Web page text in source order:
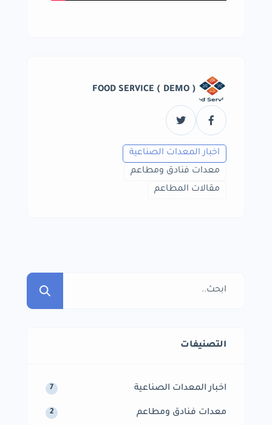
FOOD SERVICE ( DEMO )
اخبار المعدات الصناعية
معدات فنادق ومطاعم
مقالات المطاعم
التصنيفات
اخبار المعدات الصناعية 7
معدات فنادق ومطاعم 2